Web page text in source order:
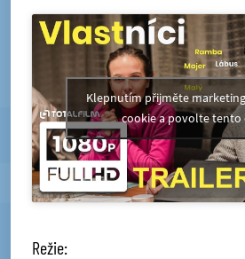
Klepnutím přijměte
cookie a povolte tento
Režie: